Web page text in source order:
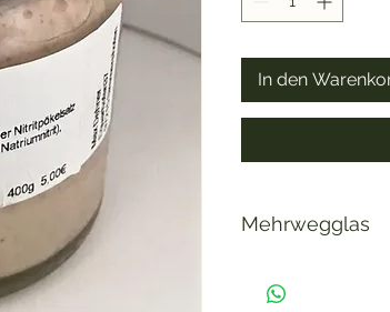
In den
Mehrwegglas
sich via Mail an